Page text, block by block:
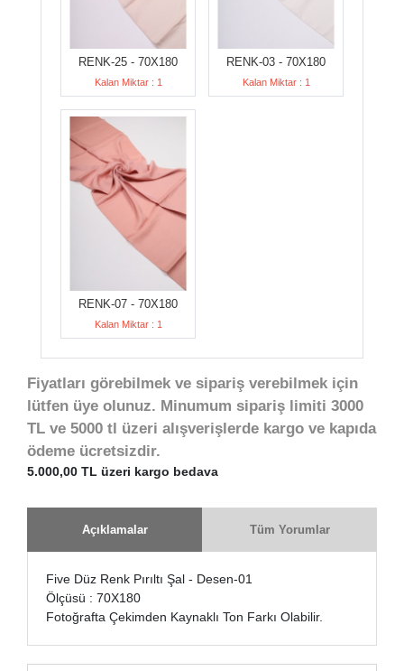
RENK-25 - 70X180
Kalan Miktar : 1
RENK-03 - 70X180
Kalan Miktar : 1
RENK-07 - 70X180
Kalan Miktar : 1
Fiyatları görebilmek ve sipariş verebilmek için
lütfen üye olunuz. Minumum sipariş limiti 3000
TL ve 5000 tl üzeri alışverişlerde kargo ve kapıda
ödeme ücretsizdir.
5.000,00 TL üzeri kargo bedava
Açıklamalar Tüm Yorumlar
Five Düz Renk Pırıltı Şal - Desen-01
Ölçüsü : 70X180
Fotoğrafta Çekimden Kaynaklı Ton Farkı Olabilir.